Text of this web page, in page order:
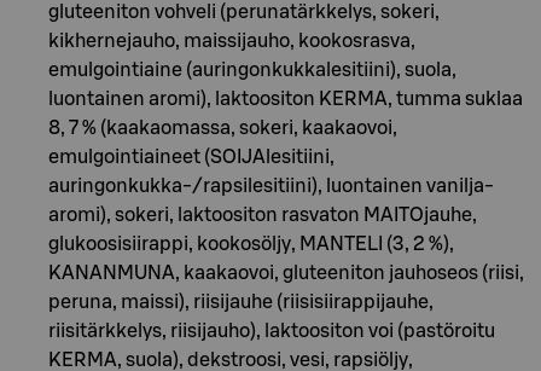
gluteeniton vohveli (perunatärkkelys, sokeri,
kikhernejauho, maissijauho, kookosrasva,
emulgointiaine (auringonkukkalesitiini), suola,
luontainen aromi), laktoositon KERMA, tumma suklaa
8, 7 % (kaakaomassa, sokeri, kaakaovoi,
emulgointiaineet (SOIJAlesitiini,
auringonkukka-/rapsilesitiini), luontainen vanilja-
aromi), sokeri, laktoositon rasvaton MAITOjauhe,
glukoosisiirappi, kookosöljy, MANTELI (3, 2 %),
KANANMUNA, kaakaovoi, gluteeniton jauhoseos (riisi,
peruna, maissi), riisijauhe (riisisiirappijauhe,
riisitärkkelys, riisijauho), laktoositon voi (pastöroitu
KERMA, suola), dekstroosi, vesi, rapsiöljy,